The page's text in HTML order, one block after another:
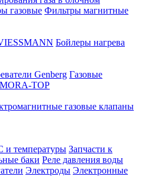
газовые Фильтры магнитные
Бойлеры нагрева
Genberg Газовые
MORA-TOP
газовые клапаны
и температуры Запчасти к
баки Реле давления воды
Электроды Электронные